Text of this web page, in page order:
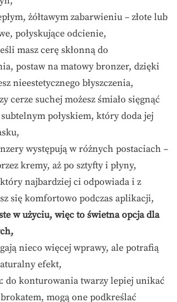
żółtawym zabarwieniu – złote lub
połyskujące odcienie,
masz cerę skłonną do
postaw na matowy bronzer, dzięki
nieestetycznego błyszczenia,
cerze suchej możesz śmiało sięgnąć
połyskiem, który doda jej
występują w różnych postaciach –
kremy, aż po sztyfty i płyny,
najbardziej ci odpowiada i z
się komfortowo podczas aplikacji,
w użyciu, więc to świetna opcja dla
nieco więcej wprawy, ale potrafią
efekt,
: do konturowania twarzy lepiej unikać
mogą one podkreślać